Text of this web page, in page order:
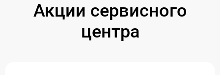
Акции сервисного
центра